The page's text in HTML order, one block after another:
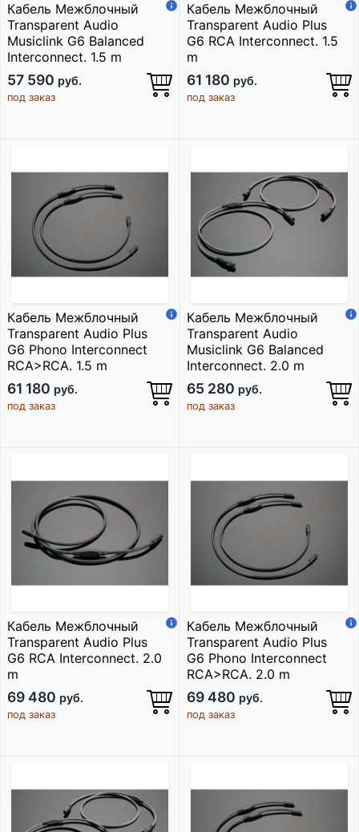
Кабель Межблочный
Transparent Audio
Musiclink G6 Balanced
Interconnect. 1.5 m
57 590 руб.
под заказ
Кабель Межблочный
Transparent Audio Plus
G6 RCA Interconnect. 1.5
m
61 180 руб.
под заказ
Кабель Межблочный
Transparent Audio Plus
G6 Phono Interconnect
RCA>RCA. 1.5 m
61 180 руб.
под заказ
Кабель Межблочный
Transparent Audio
Musiclink G6 Balanced
Interconnect. 2.0 m
65 280 руб.
под заказ
Кабель Межблочный
Transparent Audio Plus
G6 RCA Interconnect. 2.0
m
69 480 руб.
под заказ
Кабель Межблочный
Transparent Audio Plus
G6 Phono Interconnect
RCA>RCA. 2.0 m
69 480 руб.
под заказ